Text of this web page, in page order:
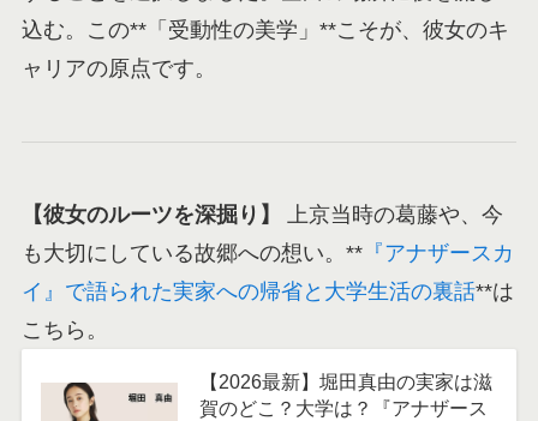
込む。この**「受動性の美学」**こそが、彼女のキ
ャリアの原点です。
【彼女のルーツを深掘り】
上京当時の葛藤や、今
も大切にしている故郷への想い。**『アナザースカ
イ』で語られた実家への帰省と大学生活の裏話**は
こちら。
【2026最新】堀田真由の実家は滋
賀のどこ？大学は？『アナザース